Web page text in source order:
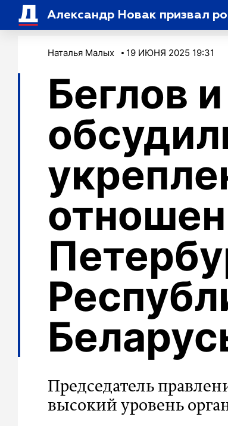
Александр Новак призвал
Наталья Малых 19 ИЮНЯ 2025 19:31
Беглов
Председатель
высокий уровень